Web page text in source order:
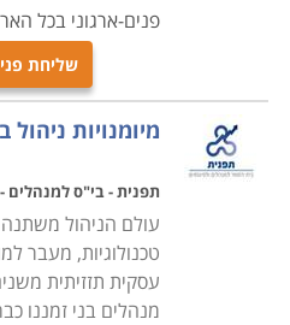
תוכן הקורסים
לימודי ניהול מקנים ארגז כלים
לתוצאות שיתבטאו
פיתוח מנהלים ועתודה
בפיתוח מיומנויות עבור
בדרג ביניים ובכיר בחברות או
בין המסלולים שתוכלו למצוא
תרבות ואומנות, מערכות
פנים-ארגוני בכל
שליחת
מיומנויות
תפנית - בי"ס למנהלים
עולם הניהול משתנה
טכנולוגיות, מעבר
עסקית תזזיתית
מנהלים בני זמננו